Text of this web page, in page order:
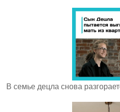
В семье децла снова